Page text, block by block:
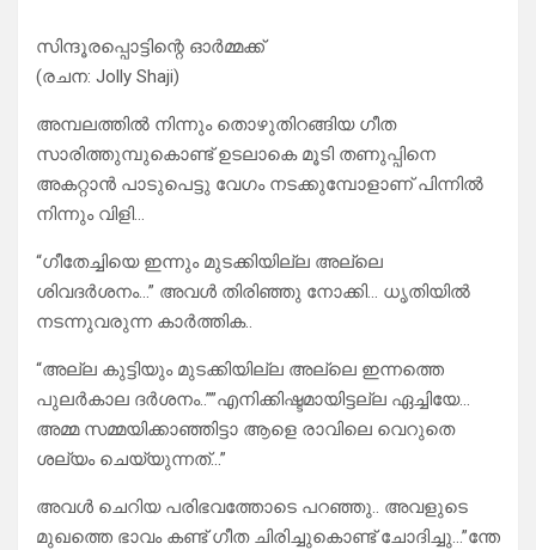
സിന്ദൂരപ്പൊട്ടിന്റെ ഓർമ്മക്ക്
(രചന: Jolly Shaji)
അമ്പലത്തിൽ നിന്നും തൊഴുതിറങ്ങിയ ഗീത
സാരിത്തുമ്പുകൊണ്ട് ഉടലാകെ മൂടി തണുപ്പിനെ
അകറ്റാൻ പാടുപെട്ടു വേഗം നടക്കുമ്പോളാണ് പിന്നിൽ
നിന്നും വിളി…
“ഗീതേച്ചിയെ ഇന്നും മുടക്കിയില്ല അല്ലെ
ശിവദർശനം…” അവൾ തിരിഞ്ഞു നോക്കി… ധൃതിയിൽ
നടന്നുവരുന്ന കാർത്തിക..
“അല്ല കുട്ടിയും മുടക്കിയില്ല അല്ലെ ഇന്നത്തെ
പുലർകാല ദർശനം..””എനിക്കിഷ്ടമായിട്ടല്ല ഏച്ചിയേ…
അമ്മ സമ്മയിക്കാഞ്ഞിട്ടാ ആളെ രാവിലെ വെറുതെ
ശല്യം ചെയ്യുന്നത്…”
അവൾ ചെറിയ പരിഭവത്തോടെ പറഞ്ഞു.. അവളുടെ
മുഖത്തെ ഭാവം കണ്ട് ഗീത ചിരിച്ചുകൊണ്ട് ചോദിച്ചു…”ന്തേ